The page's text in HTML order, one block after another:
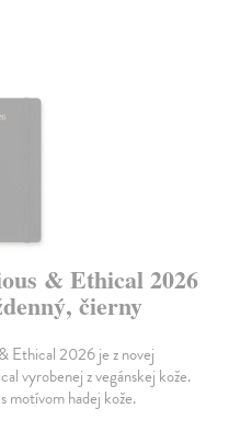
& Ethical 2026
čierny
Ethical 2026 je z novej
vyrobenej z vegánskej kože.
motívom hadej kože.